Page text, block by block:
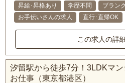
昇給･昇格あり
学歴不問 ブラン
お手伝いさんの求人
直行･直帰OK
この求人の詳
汐留駅から徒歩7分！3LDKマ
お仕事（東京都港区）